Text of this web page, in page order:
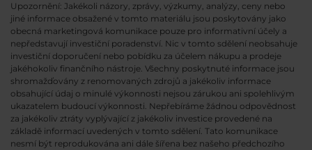
Upozornění: Jakékoli názory, zprávy, výzkumy, analýzy, ceny nebo
jiné informace obsažené v tomto materiálu jsou poskytovány jako
obecná marketingová komunikace pouze pro informativní účely a
nepředstavují investiční poradenství. Nic v tomto sdělení neobsahuje
investiční doporučení nebo pobídku za účelem nákupu a prodeje
jakéhokoliv finančního nástroje. Všechny poskytnuté informace jsou
shromažďovány z renomovaných zdrojů a jakékoliv informace
obsahující údaj o minulé výkonnosti nejsou zárukou ani spolehlivým
ukazatelem budoucí výkonnosti. Nepřebíráme žádnou odpovědnost
za jakékoliv ztráty vyplývající z jakékoliv investice provedené na
základě informací uvedených v tomto sdělení. Tato komunikace
nesmí být reprodukována ani dále šířena bez našeho předchozího